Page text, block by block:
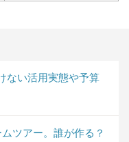
ない活用実態や予算
ツアー。誰が作る？